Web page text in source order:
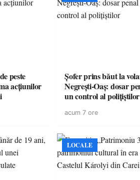
peste
acțiunilor
Șofer prins băut la
Negrești-Oaș: dosar
un control al polițiștilor
acum 7 ore
LOCALE